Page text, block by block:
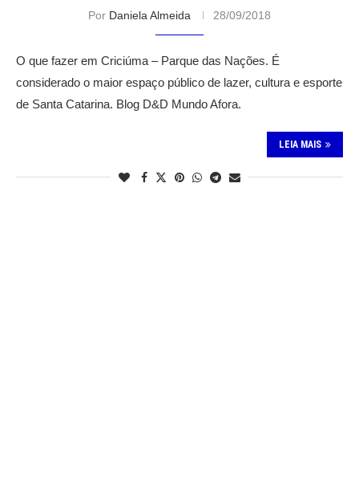
Por Daniela Almeida 28/09/2018
O que fazer em Criciúma – Parque das Nações. É
considerado o maior espaço público de lazer, cultura e esporte
de Santa Catarina. Blog D&D Mundo Afora.
LEIA MAIS